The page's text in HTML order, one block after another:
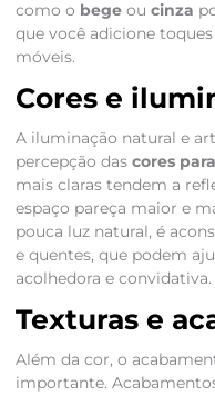
como o begeou cinza
que você adicione
móveis.
Cores e
A iluminação natural e
percepção das cores
mais claras tendem a
espaço pareça maior e
pouca luz natural, é
e quentes, que podem
acolhedora e convidativa.
Texturas e
Além da cor, o
importante.